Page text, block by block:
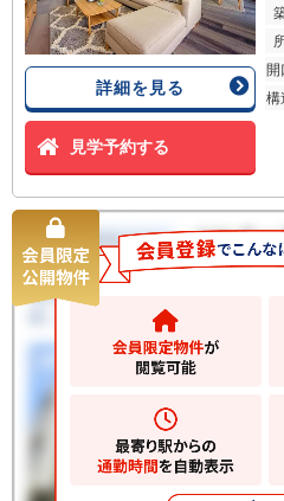
詳細を見る
見学予約する
開
構